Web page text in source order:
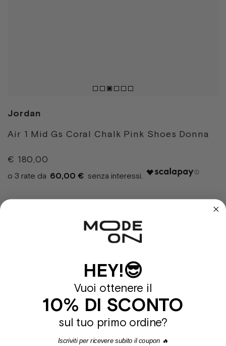
Jordan
Air 1 Mid Gs Coral Chalk Pink Shoes Donna
€ 180,00
60,00 €
Sold Out
Air Jordan 1 Mid GS Coral Chalk Pink shoes 554725-662
HEY!😎
Vuoi ottenere il
10% DI SCONTO
sul tuo primo ordine?
Iscriviti per ricevere subito il coupon 🔥